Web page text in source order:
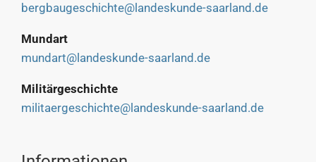
bergbaugeschichte@landeskunde-saarland.de
Mundart
mundart@landeskunde-saarland.de
Militärgeschichte
militaergeschichte@landeskunde-saarland.de